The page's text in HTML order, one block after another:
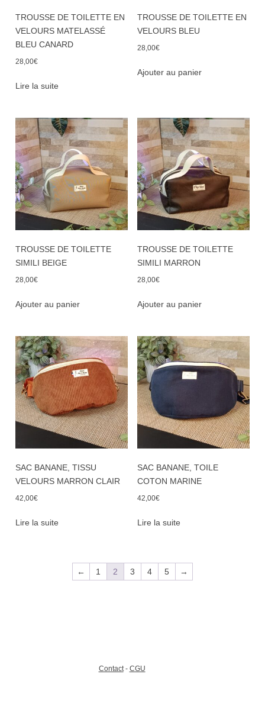
TROUSSE DE TOILETTE EN
VELOURS MATELASSÉ
BLEU CANARD
28,00€
Lire la suite
TROUSSE DE TOILETTE EN
VELOURS BLEU
28,00€
Ajouter au panier
TROUSSE DE TOILETTE
SIMILI BEIGE
28,00€
Ajouter au panier
TROUSSE DE TOILETTE
SIMILI MARRON
28,00€
Ajouter au panier
SAC BANANE, TISSU
VELOURS MARRON CLAIR
42,00€
Lire la suite
SAC BANANE, TOILE
COTON MARINE
42,00€
Lire la suite
← 1 2 3 4 5 →
Contact- CGU